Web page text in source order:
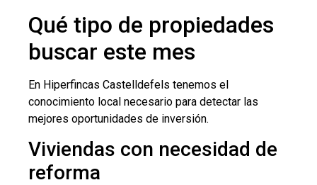
Qué tipo de propiedades
buscar este mes
En Hiperfincas Castelldefels tenemos el
conocimiento local necesario para detectar las
mejores oportunidades de inversión.
Viviendas con necesidad de
reforma